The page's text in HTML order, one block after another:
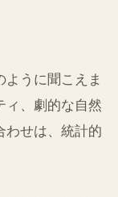
うに聞こえま
ィ、劇的な自然
わせは、統計的